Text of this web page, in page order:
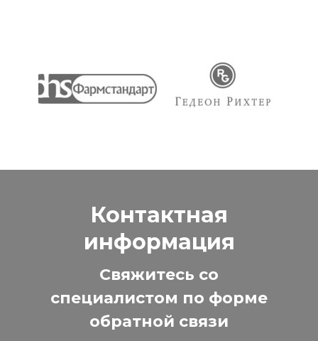
Контактная
информация
Свяжитесь со
специалистом по форме
обратной связи